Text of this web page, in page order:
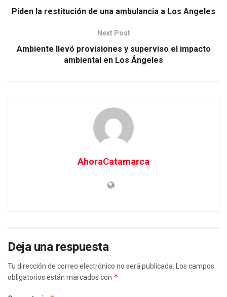
Piden la restitución de una ambulancia a Los Angeles
Next Post
Ambiente llevó provisiones y superviso el impacto
ambiental en Los Ángeles
AhoraCatamarca
Deja una respuesta
Tu dirección de correo electrónico no será publicada. Los campos
obligatorios están marcados con *